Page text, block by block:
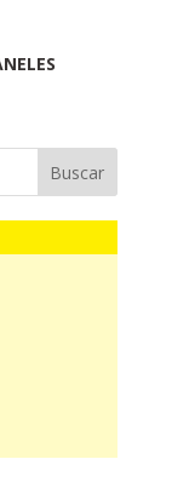
Buscar